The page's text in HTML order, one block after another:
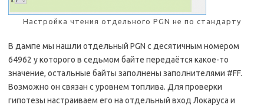
Настройка чтения отдельного PGN не по стандарту
В дампе мы нашли отдельный PGN с десятичным номером
64962 у которого в седьмом байте передаётся какое-то
значение, остальные байты заполнены заполнителями #FF.
Возможно он связан с уровнем топлива. Для проверки
гипотезы настраиваем его на отдельный вход Локаруса и